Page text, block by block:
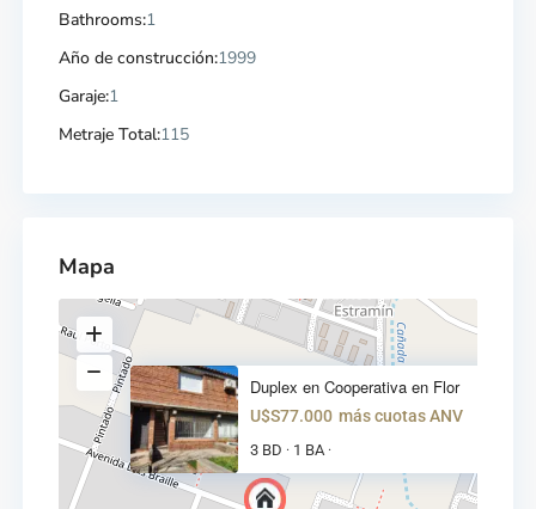
Bathrooms:1
Año de construcción:1999
Garaje:1
Metraje Total:115
Mapa
Duplex en Cooperativa en Flor
U$S77.000 más cuotas ANV
3 BD · 1 BA ·